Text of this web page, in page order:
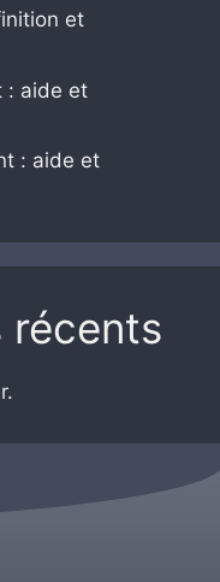
et
: aide et
: aide et
récents